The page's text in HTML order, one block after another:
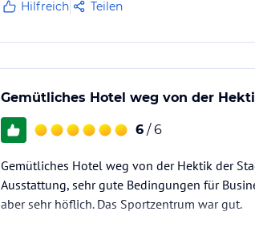
Hilfreich Teilen
Gemütliches Hotel weg von der
6 / 6
Gemütliches Hotel weg von der Hektik der
Ausstattung, sehr gute Bedingungen für
aber sehr höflich. Das Sportzentrum war gut.